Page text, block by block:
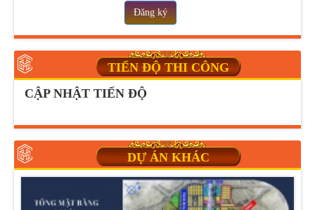
Đăng ký
TIẾN ĐỘ THI CÔNG
CẬP NHẬT TIẾN ĐỘ
DỰ ÁN KHÁC